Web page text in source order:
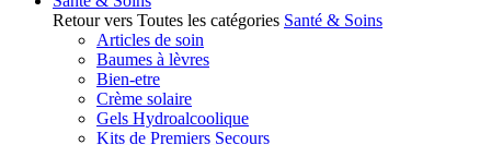
Retour vers Toutes les catégories Santé & Soins
Articles de soin
Baumes à lèvres
Bien-etre
Crème solaire
Gels Hydroalcoolique
Kits de Premiers Secours